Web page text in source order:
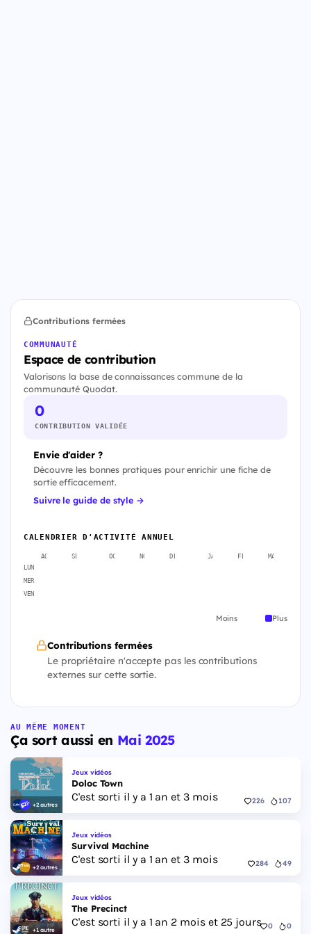
Contributions fermées
COMMUNAUTÉ
Espace de contribution
Valorisons la base de connaissances commune de la
communauté Quodat.
0
CONTRIBUTION VALIDÉE
Envie d'aider ?
Découvre les bonnes pratiques pour enrichir une fiche de
sortie efficacement.
Suivre le guide de style →
CALENDRIER D'ACTIVITÉ ANNUEL
AOÛT SEPT. OCT. NOV. DÉC. JANV. FÉVR. MARS
LUN
MER
VEN
Moins Plus
Contributions fermées
Le propriétaire n'accepte pas les contributions
externes sur cette sortie.
AU MÊME MOMENT
Ça sort aussi en Mai 2025
+2 autres
Jeux vidéos
Doloc Town
C'est sorti il y a 1 an et 3 mois 226 107
+2 autres
Jeux vidéos
Survival Machine
C'est sorti il y a 1 an et 3 mois 284 49
+1 autre
Jeux vidéos
The Precinct
C'est sorti il y a 1 an 2 mois et 25 jours 0 0